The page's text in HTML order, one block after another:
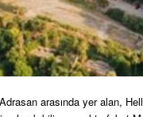
Adrasan arasında yer alan,